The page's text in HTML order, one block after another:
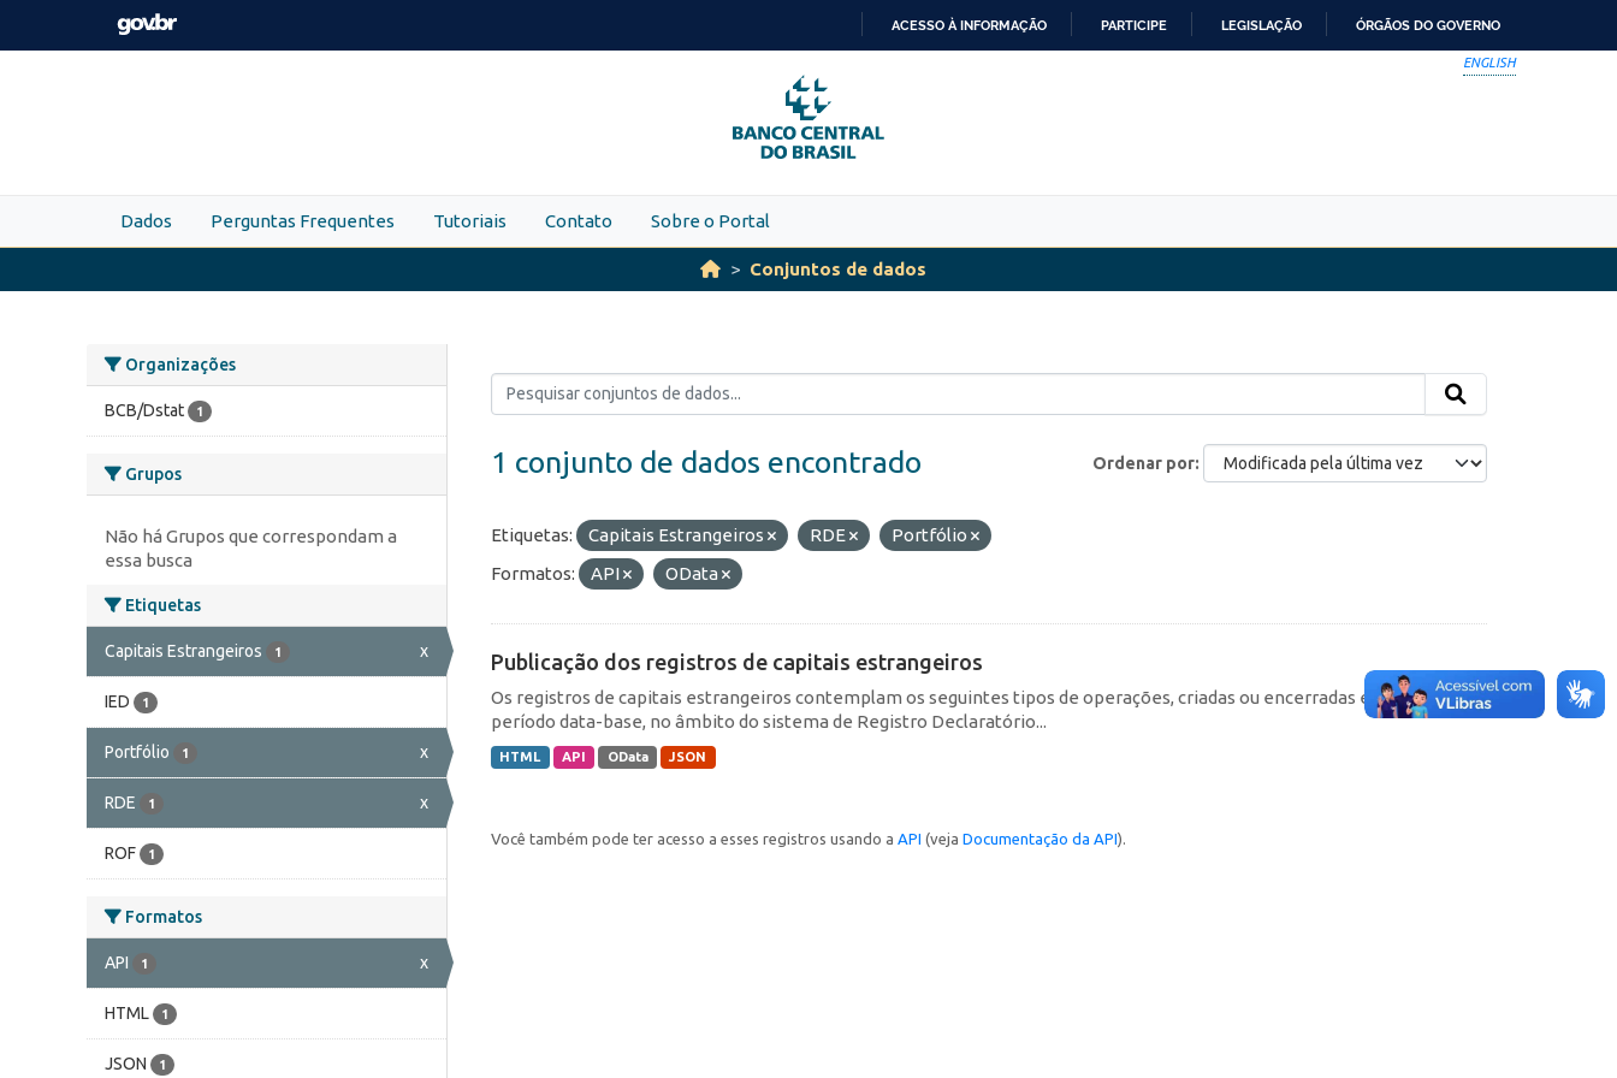
Skip to main content
PARA
O
CONTEÚDO
ACESSO À INFORMAÇÃO PARTICIPE LEGISLAÇÃO ÓRGÃOS DO GOVERNO
ENGLISH
Dados Perguntas Frequentes Tutoriais Contato Sobre o Portal
Conjuntos de dados
Organizações
BCB/Dstat 1
Grupos
Não há Grupos que correspondam a
essa busca
Etiquetas
Capitais Estrangeiros 1 x
IED 1
Portfólio 1 x
RDE 1 x
ROF 1
Formatos
API 1 x
HTML 1
JSON 1
Ordenar por
1 conjunto de dados encontrado
Etiquetas: Capitais Estrangeiros RDE
Portfólio
Formatos:
API OData
Publicação dos registros de capitais estrangeiros
Os registros de capitais estrangeiros contemplam os seguintes tipos de operações, criadas ou encerradas em cada
período data-base, no âmbito do sistema de Registro Declaratório...
HTML API OData JSON
Você também pode ter acesso a esses registros usando a API (veja Documentação da API).